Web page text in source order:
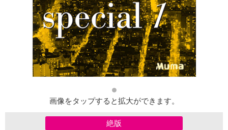
画像をタップすると拡大ができます。
絶版